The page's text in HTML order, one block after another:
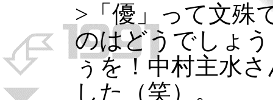
>「優」って文殊
のはどうでしょ
ぅを！中村主水
した（笑）。